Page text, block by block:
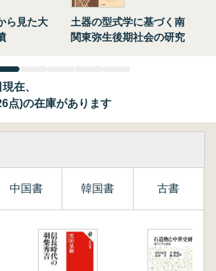
ら見た大
土器の型式学に基づく南
関東弥生後期社会の研究
在、
点)の在庫があります
中国書 韓国書 古書